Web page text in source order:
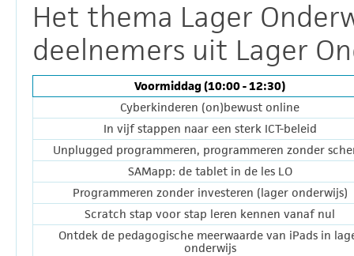
Het thema Lager
deelnemers uit Lager
Voormiddag (10:00 - 12:30)
Cyberkinderen (on)bewust online
In vijf stappen naar een sterk ICT-beleid
Unplugged programmeren, programmeren zonder
SAMapp: de tablet in de les LO
Programmeren zonder investeren (lager onderwijs)
Scratch stap voor stap leren kennen vanaf nul
Ontdek de pedagogische meerwaarde van iPads in
onderwijs